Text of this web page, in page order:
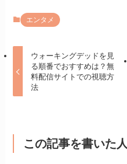
エンタメ
ウォーキングデッドを見
る順番でおすすめは？無
料配信サイトでの視聴方
法
この記事を書いた人